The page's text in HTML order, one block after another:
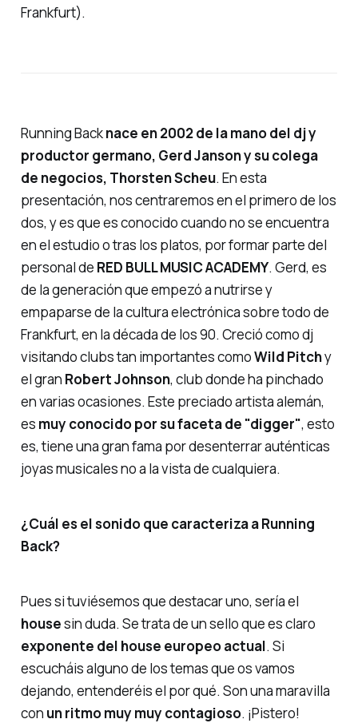
Frankfurt).
Running Backnace en 2002 de la mano del dj y
productor germano, Gerd Janson y su colega
de negocios, Thorsten Scheu. En esta
presentación, nos centraremos en el primero de los
dos, y es que es conocido cuando no se encuentra
en el estudio o tras los platos, por formar parte del
personal de RED BULL MUSIC ACADEMY. Gerd, es
de la generación que empezó a nutrirse y
empaparse de la cultura electrónica sobre todo de
Frankfurt, en la década de los 90. Creció como dj
visitando clubs tan importantes comoWild Pitchy
el gran Robert Johnson, club donde ha pinchado
en varias ocasiones. Este preciado artista alemán,
es muy conocido por su faceta de "digger", esto
es, tiene una gran fama por desenterrar auténticas
joyas musicales no a la vista de cualquiera.
¿Cuál es el sonido que caracteriza a Running
Back?
Pues si tuviésemos que destacar uno, sería el
housesin duda. Se trata de un sello que es claro
exponente del house europeo actual. Si
escucháis alguno de los temas que os vamos
dejando, entenderéis el por qué. Son una maravilla
con un ritmo muy muy contagioso. ¡Pistero!